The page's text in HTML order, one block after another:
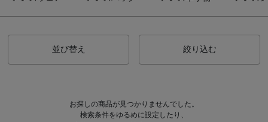
並び替え 絞り込む
お探しの商品が見つかりませんでした。
検索条件をゆるめに設定したり、